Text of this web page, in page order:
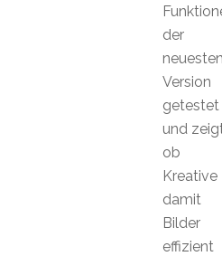
der
neuesten
Version
getestet
und
ob
Kreative
damit
Bilder
effizient